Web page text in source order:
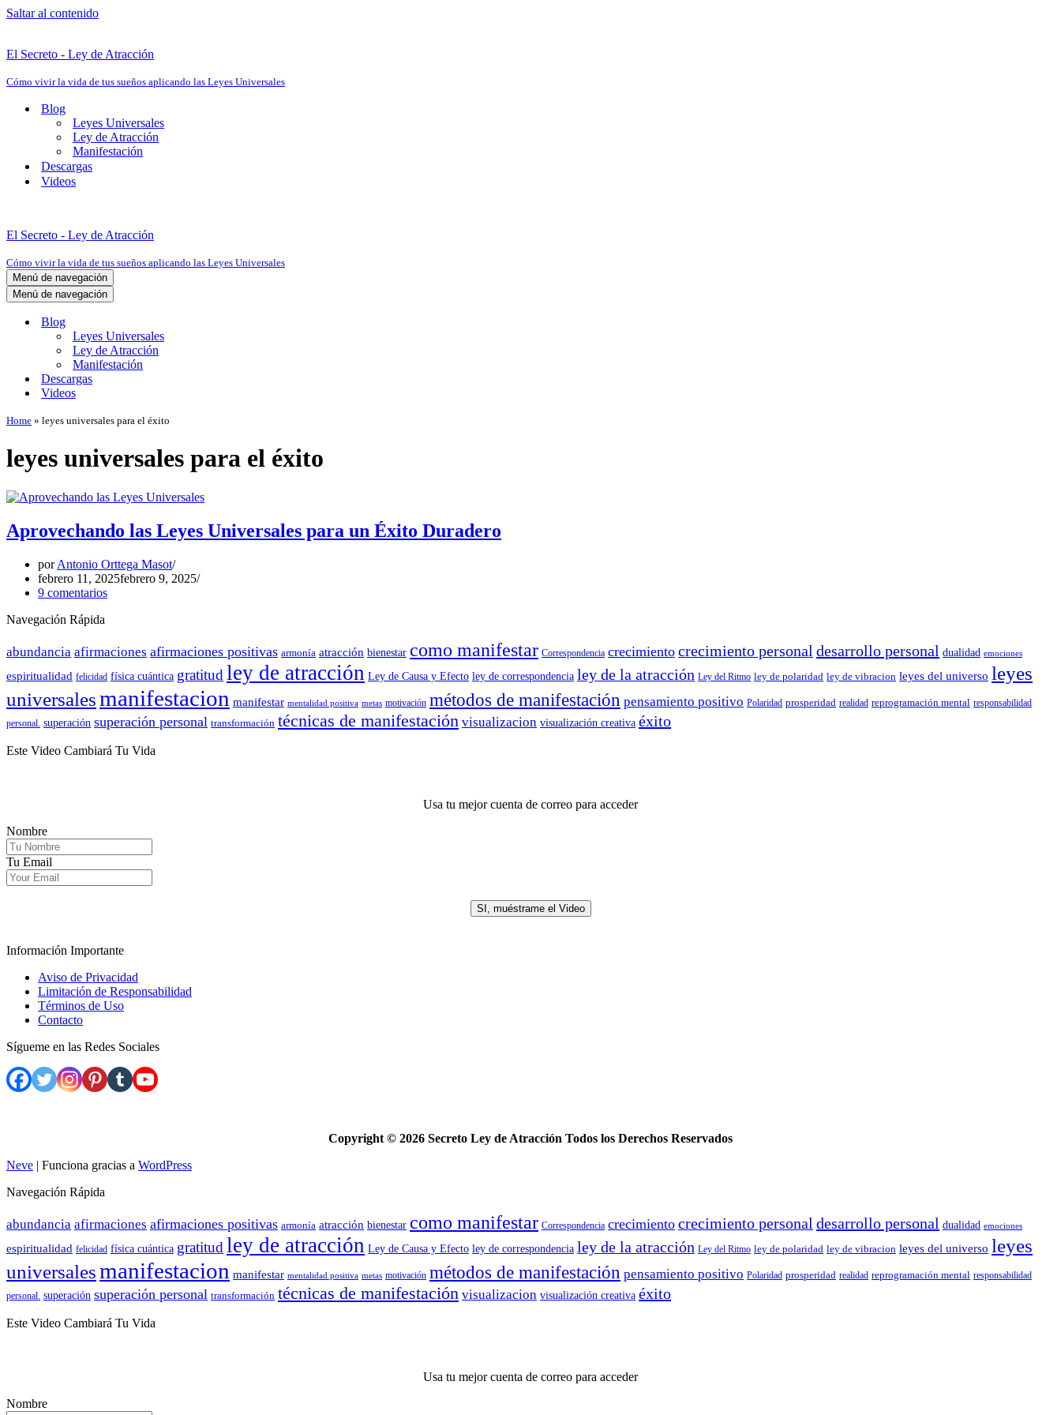
Saltar al contenido
El Secreto - Ley de Atracción
Cómo vivir la vida de tus sueños aplicando las Leyes Universales
Blog
Leyes Universales
Ley de Atracción
Manifestación
Descargas
Videos
El Secreto - Ley de Atracción
Cómo vivir la vida de tus sueños aplicando las Leyes Universales
Menú de navegación
Menú de navegación
Blog
Leyes Universales
Ley de Atracción
Manifestación
Descargas
Videos
Home » leyes universales para el éxito
leyes universales para el éxito
Aprovechando las Leyes Universales para un Éxito Duradero
porAntonio Orttega Masot
febrero 11, 2025febrero 9, 2025
9 comentarios
Navegación Rápida
abundancia afirmaciones afirmaciones positivas armonía atracción bienestar como manifestar Correspondencia crecimiento crecimiento personal desarrollo personal dualidad emociones
espiritualidad felicidad física cuántica gratitud ley de atracción Ley de Causa y Efecto ley de correspondencia ley de la atracción Ley del Ritmo ley de polaridad ley de vibracion leyes del universo leyes
universalesmanifestacion manifestar mentalidad positiva metas motivación métodos de manifestación pensamiento positivo Polaridad prosperidad realidad reprogramación mental responsabilidad
personal. superación superación personal transformación técnicas de manifestación visualizacion visualización creativa éxito
Este Video Cambiará Tu Vida
Usa tu mejor cuenta de correo para acceder
Nombre
Tu Email
SI, muéstrame el Video
Información Importante
Aviso de Privacidad
Limitación de Responsabilidad
Términos de Uso
Contacto
Sígueme en las Redes Sociales
Copyright © 2026 Secreto Ley de Atracción Todos los Derechos Reservados
Neve | Funciona gracias a WordPress
Navegación Rápida
abundancia afirmaciones afirmaciones positivas armonía atracción bienestar como manifestar Correspondencia crecimiento crecimiento personal desarrollo personal dualidad emociones
espiritualidad felicidad física cuántica gratitud ley de atracción Ley de Causa y Efecto ley de correspondencia ley de la atracción Ley del Ritmo ley de polaridad ley de vibracion leyes del universo leyes
universalesmanifestacion manifestar mentalidad positiva metas motivación métodos de manifestación pensamiento positivo Polaridad prosperidad realidad reprogramación mental responsabilidad
personal. superación superación personal transformación técnicas de manifestación visualizacion visualización creativa éxito
Este Video Cambiará Tu Vida
Usa tu mejor cuenta de correo para acceder
Nombre